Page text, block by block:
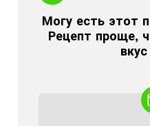
Могу есть этот
Рецепт проще,